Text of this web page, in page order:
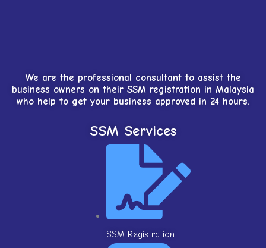
We are the professional consultant to assist the
business owners on their SSM registration in Malaysia
who help to get your business approved in 24 hours.
SSM Services
SSM Registration